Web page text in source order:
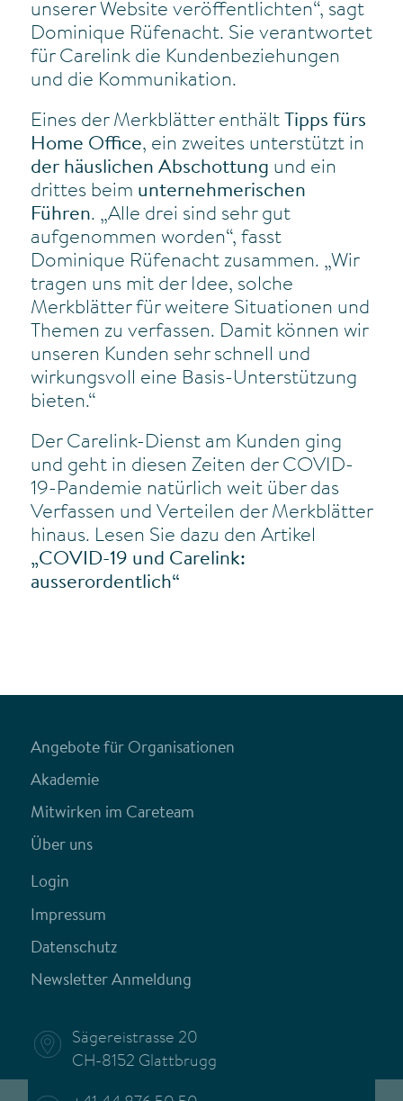
unserer Website veröffentlichten“, sagt
Dominique Rüfenacht. Sie verantwortet
für Carelink die Kundenbeziehungen
und die Kommunikation.
Eines der Merkblätter enthält Tipps fürs
Home Office, ein zweites unterstützt in
der häuslichen Abschottung und ein
drittes beim unternehmerischen
Führen. „Alle drei sind sehr gut
aufgenommen worden“, fasst
Dominique Rüfenacht zusammen. „Wir
tragen uns mit der Idee, solche
Merkblätter für weitere Situationen und
Themen zu verfassen. Damit können wir
unseren Kunden sehr schnell und
wirkungsvoll eine Basis-Unterstützung
bieten.“
Der Carelink-Dienst am Kunden ging
und geht in diesen Zeiten der COVID-
19-Pandemie natürlich weit über das
Verfassen und Verteilen der Merkblätter
hinaus. Lesen Sie dazu den Artikel
„COVID-19 und Carelink:
ausserordentlich“
Angebote für Organisationen
Akademie
Mitwirken im Careteam
Über uns
Login
Impressum
Datenschutz
Newsletter Anmeldung
Sägereistrasse 20
CH-8152 Glattbrugg